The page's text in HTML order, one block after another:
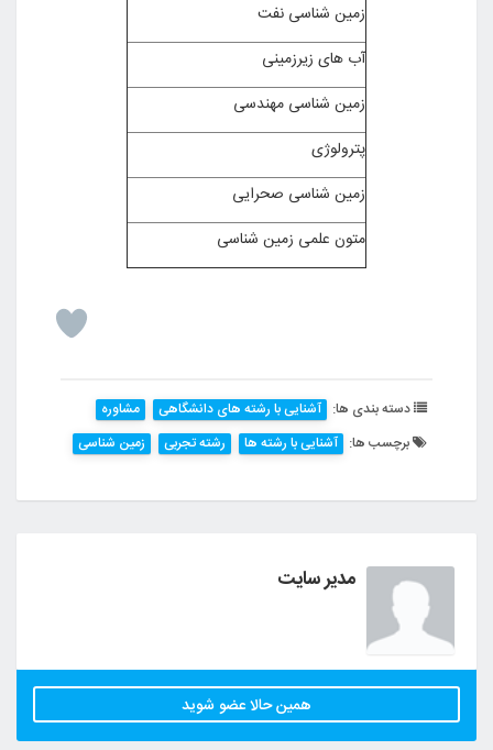
زمین شناسی نفت
آب های زیرزمینی
زمین شناسی مهندسی
پترولوژی
زمین شناسی صحرایی
متون علمی زمین شناسی
دسته بندی ها: آشنایی با رشته های دانشگاهی
مشاوره
برچسب ها: آشنایی با رشته ها رشته تجربی زمین شناسی
مدیر سایت
همین حالا عضو شوید